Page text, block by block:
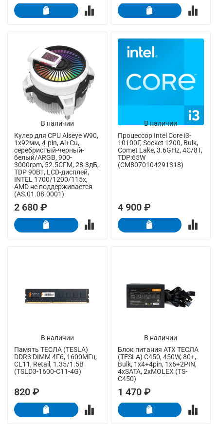
В наличии
Кулер для CPU Alseye W90,
1х92мм, 4-pin, Al+Cu,
серебристый-черный-
белый/ARGB, 900-
3000rpm, 52.5CFM, 28.3дБ,
TDP 90Вт, LCD-дисплей,
INTEL 1700/1200/115x,
AMD не поддерживается
(AS.01.08.0001)
2 680 ₽
В наличии
Процессор Intel Core i3-
10100F, Socket 1200, Bulk,
Comet Lake, 3.6GHz, 4C/8T,
TDP:65W
(CM8070104291318)
4 900 ₽
В наличии
Память ТЕСЛА (TESLA)
DDR3 DIMM 4Гб, 1600МГц,
CL11, Retail, 1.35/1.5В
(TSLD3-1600-C11-4G)
820 ₽
В наличии
Блок питания ATX ТЕСЛА
(TESLA) C450, 450W, 80+,
Bulk, 1x4+4pin, 1x6+2PIN,
4xSATA, 2xMOLEX (TS-
C450)
1 470 ₽